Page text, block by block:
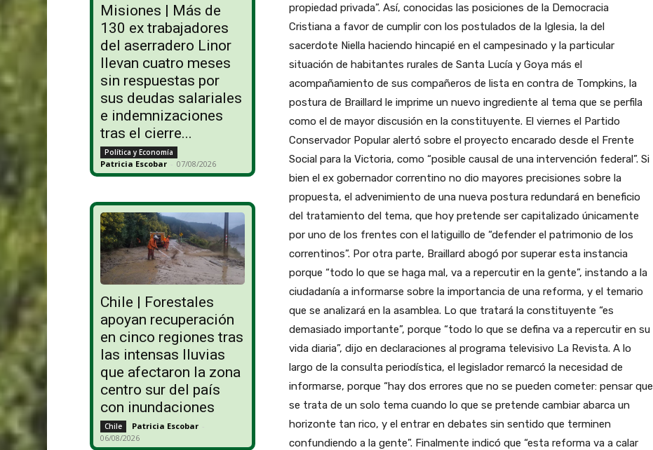
Misiones | Más de
130 ex trabajadores
del aserradero Linor
llevan cuatro meses
sin respuestas por
sus deudas salariales
e indemnizaciones
tras el cierre...
Política y Economía
Patricia Escobar - 07/08/2026
Chile | Forestales
apoyan recuperación
en cinco regiones tras
las intensas lluvias
que afectaron la zona
centro sur del país
con inundaciones
Chile Patricia Escobar -
06/08/2026
propiedad privada”. Así, conocidas las posiciones de la Democracia
Cristiana a favor de cumplir con los postulados de la Iglesia, la del
sacerdote Niella haciendo hincapié en el campesinado y la particular
situación de habitantes rurales de Santa Lucía y Goya más el
acompañamiento de sus compañeros de lista en contra de Tompkins, la
postura de Braillard le imprime un nuevo ingrediente al tema que se perfila
como el de mayor discusión en la constituyente. El viernes el Partido
Conservador Popular alertó sobre el proyecto encarado desde el Frente
Social para la Victoria, como “posible causal de una intervención federal”. Si
bien el ex gobernador correntino no dio mayores precisiones sobre la
propuesta, el advenimiento de una nueva postura redundará en beneficio
del tratamiento del tema, que hoy pretende ser capitalizado únicamente
por uno de los frentes con el latiguillo de “defender el patrimonio de los
correntinos”. Por otra parte, Braillard abogó por superar esta instancia
porque “todo lo que se haga mal, va a repercutir en la gente”, instando a la
ciudadanía a informarse sobre la importancia de una reforma, y el temario
que se analizará en la asamblea. Lo que tratará la constituyente “es
demasiado importante”, porque “todo lo que se defina va a repercutir en su
vida diaria”, dijo en declaraciones al programa televisivo La Revista. A lo
largo de la consulta periodística, el legislador remarcó la necesidad de
informarse, porque “hay dos errores que no se pueden cometer: pensar que
se trata de un solo tema cuando lo que se pretende cambiar abarca un
horizonte tan rico, y el entrar en debates sin sentido que terminen
confundiendo a la gente”. Finalmente indicó que “esta reforma va a calar